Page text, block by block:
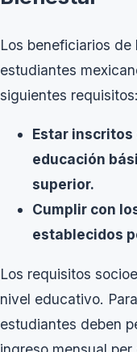
Los beneficiarios
estudiantes
siguientes requisitos:
Estar inscritos
educación
superior.
Cumplir con
establecidos
Los requisitos
nivel educativo.
estudiantes deben